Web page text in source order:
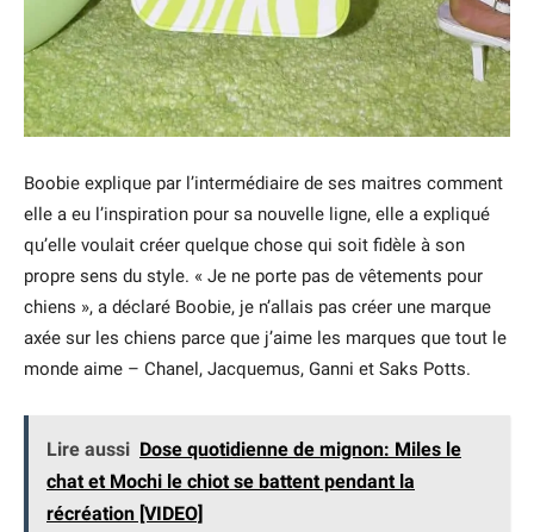
Boobie explique par l’intermédiaire de ses maitres comment
elle a eu l’inspiration pour sa nouvelle ligne, elle a expliqué
qu’elle voulait créer quelque chose qui soit fidèle à son
propre sens du style. « Je ne porte pas de vêtements pour
chiens », a déclaré Boobie, je n’allais pas créer une marque
axée sur les chiens parce que j’aime les marques que tout le
monde aime – Chanel, Jacquemus, Ganni et Saks Potts.
Lire aussi Dose quotidienne de mignon: Miles le
chat et Mochi le chiot se battent pendant la
récréation [VIDEO]